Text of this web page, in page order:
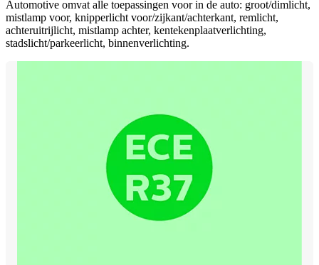
Automotive omvat alle toepassingen voor in de auto: groot/dimlicht,
mistlamp voor, knipperlicht voor/zijkant/achterkant, remlicht,
achteruitrijlicht, mistlamp achter, kentekenplaatverlichting,
stadslicht/parkeerlicht, binnenverlichting.